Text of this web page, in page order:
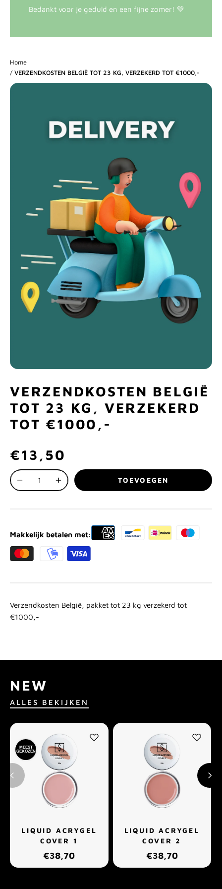
Bedankt voor je geduld en een fijne zomer! 💚
Home
/ VERZENDKOSTEN BELGIË TOT 23 KG, VERZEKERD TOT €1000,-
VERZENDKOSTEN BELGIË
TOT 23 KG, VERZEKERD
TOT €1000,-
€13,50
TOEVOEGEN
Makkelijk betalen met:
Verzendkosten België, pakket tot 23 kg verzekerd tot
€1000,-
NEW
ALLES BEKIJKEN
MEEST
GEKOZEN
LIQUID ACRYGEL
COVER 1
€38,70
LIQUID ACRYGEL
COVER 2
€38,70